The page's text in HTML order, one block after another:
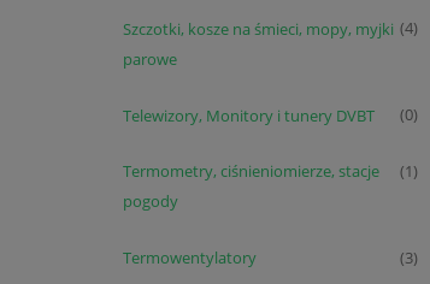
Szczotki, kosze na śmieci, mopy, myjki
parowe
(4)
Telewizory, Monitory i tunery DVBT (0)
Termometry, ciśnieniomierze, stacje
pogody
(1)
Termowentylatory (3)